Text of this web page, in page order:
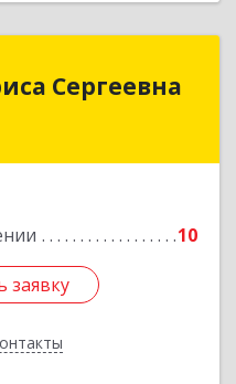
Сергеевна
10
заявку
Бердск г, Озерная
заявку